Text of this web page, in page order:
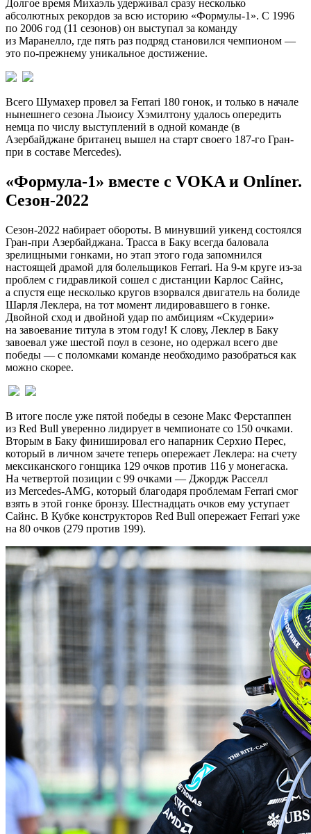
Долгое время Михаэль удерживал сразу несколько
абсолютных рекордов за всю историю «Формулы-1». С 1996
по 2006 год (11 сезонов) он выступал за команду
из Маранелло, где пять раз подряд становился чемпионом —
это по-прежнему уникальное достижение.
Всего Шумахер провел за Ferrari 180 гонок, и только в начале
нынешнего сезона Льюису Хэмилтону удалось опередить
немца по числу выступлений в одной команде (в
Азербайджане британец вышел на старт своего 187-го Гран-
при в составе Mercedes).
«Формула-1» вместе с VOKA и Onlíner.
Сезон-2022
Сезон-2022 набирает обороты. В минувший уикенд состоялся
Гран-при Азербайджана. Трасса в Баку всегда баловала
зрелищными гонками, но этап этого года запомнился
настоящей драмой для болельщиков Ferrari. На 9-м круге из-за
проблем с гидравликой сошел с дистанции Карлос Сайнс,
а спустя еще несколько кругов взорвался двигатель на болиде
Шарля Леклера, на тот момент лидировавшего в гонке.
Двойной сход и двойной удар по амбициям «Скудерии»
на завоевание титула в этом году! К слову, Леклер в Баку
завоевал уже шестой поул в сезоне, но одержал всего две
победы — с поломками команде необходимо разобраться как
можно скорее.
В итоге после уже пятой победы в сезоне Макс Ферстаппен
из Red Bull уверенно лидирует в чемпионате со 150 очками.
Вторым в Баку финишировал его напарник Серхио Перес,
который в личном зачете теперь опережает Леклера: на счету
мексиканского гонщика 129 очков против 116 у монегаска.
На четвертой позиции с 99 очками — Джордж Расселл
из Mercedes-AMG, который благодаря проблемам Ferrari смог
взять в этой гонке бронзу. Шестнадцать очков ему уступает
Сайнс. В Кубке конструкторов Red Bull опережает Ferrari уже
на 80 очков (279 против 199).